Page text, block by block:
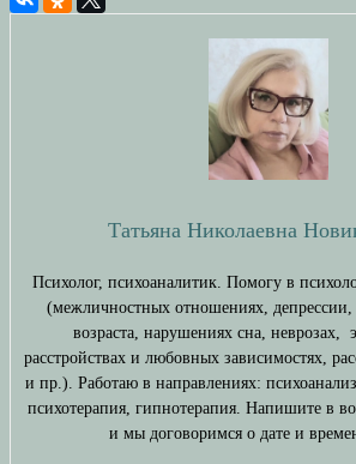
Татьяна Николаевна
Психолог, психоаналитик. Помогу в
(межличностных отношениях, депрессии,
возраста, нарушениях сна, неврозах,
расстройствах и любовных зависимостях,
и пр.). Работаю в направлениях:
психотерапия, гипнотерапия. Напишите в
и мы договоримся о дате и